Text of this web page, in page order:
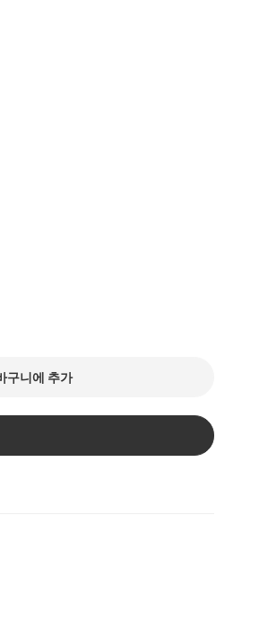
구니에 추가